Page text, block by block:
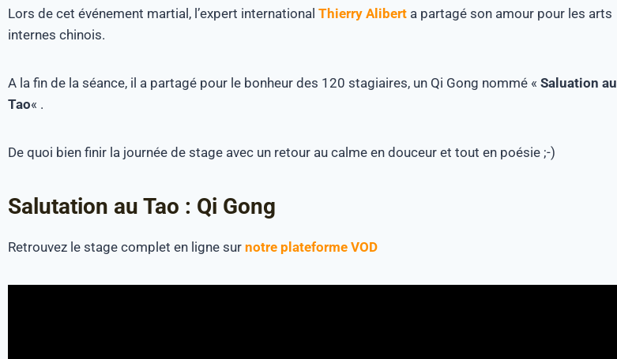
Lors de cet événement martial, l’expert international Thierry Alibert a partagé son amour pour les arts
internes chinois.
A la fin de la séance, il a partagé pour le bonheur des 120 stagiaires, un Qi Gong nommé « Saluation au
Tao« .
De quoi bien finir la journée de stage avec un retour au calme en douceur et tout en poésie ;-)
Salutation au Tao : Qi Gong
Retrouvez le stage complet en ligne sur notre plateforme VOD